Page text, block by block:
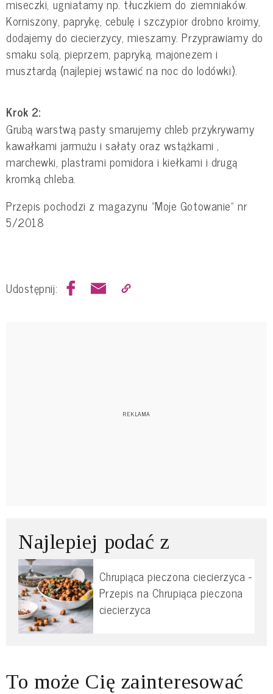
miseczki, ugniatamy np. tłuczkiem do ziemniaków.
Korniszony, paprykę, cebulę i szczypior drobno kroimy,
dodajemy do ciecierzycy, mieszamy. Przyprawiamy do
smaku solą, pieprzem, papryką, majonezem i
musztardą (najlepiej wstawić na noc do lodówki).
Krok 2:
Grubą warstwą pasty smarujemy chleb przykrywamy
kawałkami jarmużu i sałaty oraz wstążkami ,
marchewki, plastrami pomidora i kiełkami i drugą
kromką chleba.
Przepis pochodzi z magazynu "Moje Gotowanie" nr
5/2018
Udostępnij:
Najlepiej podać z
Chrupiąca pieczona ciecierzyca -
Przepis na Chrupiąca pieczona
ciecierzyca
To może Cię zainteresować